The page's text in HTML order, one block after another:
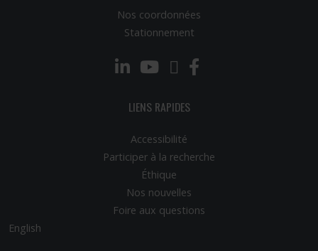
Nos coordonnées
Stationnement
LinkedIn
YouTube
Twitter
LIENS RAPIDES
Accessibilité
Participer à la recherche
Éthique
Nos nouvelles
Foire aux questions
English